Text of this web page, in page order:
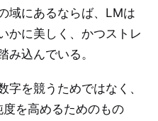
域にあるならば、LMは
かに美しく、かつストレ
み込んでいる。
を競うためではなく、
を高めるためのもの